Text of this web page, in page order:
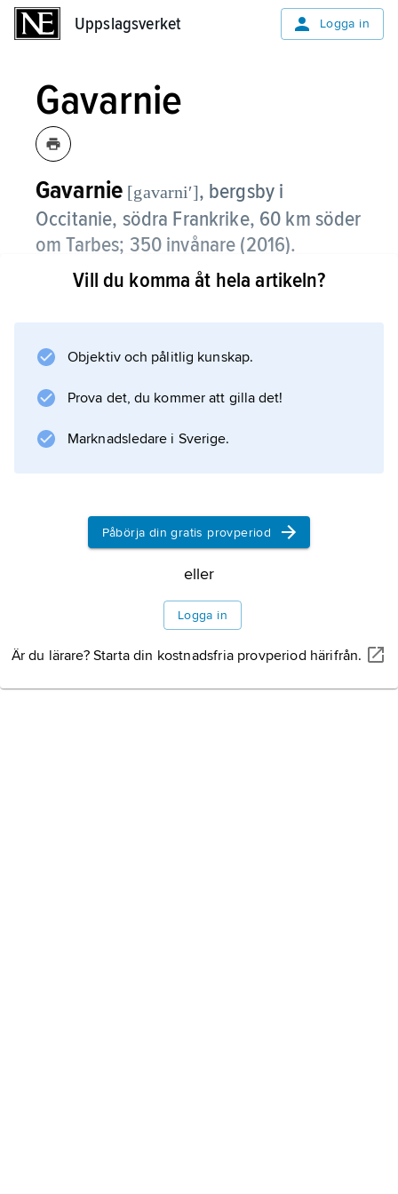
Uppslagsverket Logga in
Gavarnie
Gavarnie [gavarniʹ], bergsby i
Occitanie, södra Frankrike, 60 km söder
om Tarbes; 350 invånare (2016).
Gavarnie är främst känd för sin naturliga
Information om artikeln
Vill du komma åt hela artikeln?
Objektiv och pålitlig kunskap.
Prova det, du kommer att gilla det!
Marknadsledare i Sverige.
Påbörja din gratis provperiod
eller
Logga in
Är du lärare? Starta din kostnadsfria provperiod härifrån.